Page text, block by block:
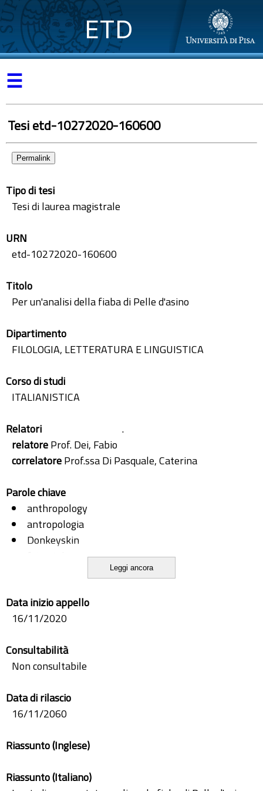
ETD
☰
Tesi etd-10272020-160600
Permalink
Tipo di tesi
Tesi di laurea magistrale
URN
etd-10272020-160600
Titolo
Per un'analisi della fiaba di Pelle d'asino
Dipartimento
FILOLOGIA, LETTERATURA E LINGUISTICA
Corso di studi
ITALIANISTICA
Relatori
.
relatoreProf. Dei, Fabio
correlatoreProf.ssa Di Pasquale, Caterina
Parole chiave
anthropology
antropologia
Donkeyskin
initiations rites
interpretations
letteratura
literature
riti iniziatici
varianti popolari
Leggi ancora
Data inizio appello
16/11/2020
Consultabilità
Non consultabile
Data di rilascio
16/11/2060
Riassunto (Inglese)
Riassunto (Italiano)